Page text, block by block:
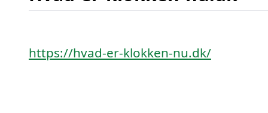
https://hvad-er-klokken-nu.dk/